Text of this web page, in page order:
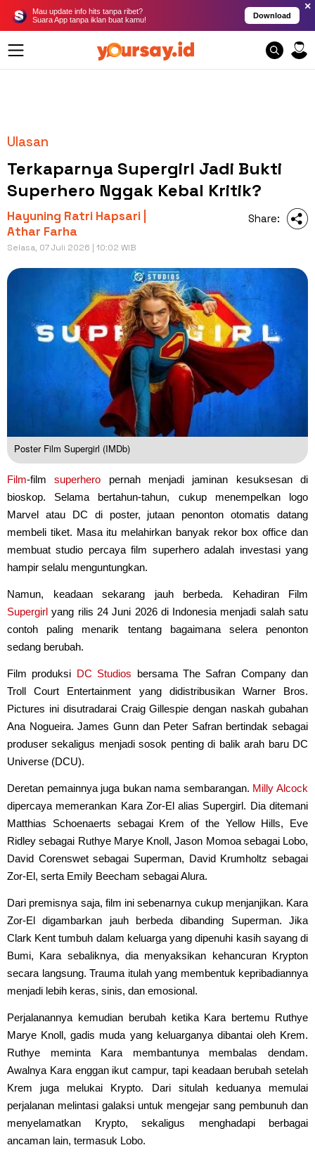
Mau update info hits tanpa ribet?
Suara App tanpa iklan buat kamu!
Download
×
Ulasan
Terkaparnya Supergirl Jadi Bukti
Superhero Nggak Kebal Kritik?
Hayuning Ratri Hapsari |
Athar Farha
Selasa, 07 Juli 2026 | 10:02 WIB
Share:
Poster Film Supergirl (IMDb)
Film-filmsuperhero pernah menjadi jaminan kesuksesan di
bioskop. Selama bertahun-tahun, cukup menempelkan logo
Marvel atau DC di poster, jutaan penonton otomatis datang
membeli tiket. Masa itu melahirkan banyak rekor box office dan
membuat studio percaya film superhero adalah investasi yang
hampir selalu menguntungkan.
Namun, keadaan sekarang jauh berbeda. Kehadiran Film
Supergirl yang rilis 24 Juni 2026 di Indonesia menjadi salah satu
contoh paling menarik tentang bagaimana selera penonton
sedang berubah.
Film produksi DC Studios bersama The Safran Company dan
Troll Court Entertainment yang didistribusikan Warner Bros.
Pictures ini disutradarai Craig Gillespie dengan naskah gubahan
Ana Nogueira. James Gunn dan Peter Safran bertindak sebagai
produser sekaligus menjadi sosok penting di balik arah baru DC
Universe (DCU).
Deretan pemainnya juga bukan nama sembarangan. Milly Alcock
dipercaya memerankan Kara Zor-El alias Supergirl. Dia ditemani
Matthias Schoenaerts sebagai Krem of the Yellow Hills, Eve
Ridley sebagai Ruthye Marye Knoll, Jason Momoa sebagai Lobo,
David Corenswet sebagai Superman, David Krumholtz sebagai
Zor-El, serta Emily Beecham sebagai Alura.
Dari premisnya saja, film ini sebenarnya cukup menjanjikan. Kara
Zor-El digambarkan jauh berbeda dibanding Superman. Jika
Clark Kent tumbuh dalam keluarga yang dipenuhi kasih sayang di
Bumi, Kara sebaliknya, dia menyaksikan kehancuran Krypton
secara langsung. Trauma itulah yang membentuk kepribadiannya
menjadi lebih keras, sinis, dan emosional.
Perjalanannya kemudian berubah ketika Kara bertemu Ruthye
Marye Knoll, gadis muda yang keluarganya dibantai oleh Krem.
Ruthye meminta Kara membantunya membalas dendam.
Awalnya Kara enggan ikut campur, tapi keadaan berubah setelah
Krem juga melukai Krypto. Dari situlah keduanya memulai
perjalanan melintasi galaksi untuk mengejar sang pembunuh dan
menyelamatkan Krypto, sekaligus menghadapi berbagai
ancaman lain, termasuk Lobo.